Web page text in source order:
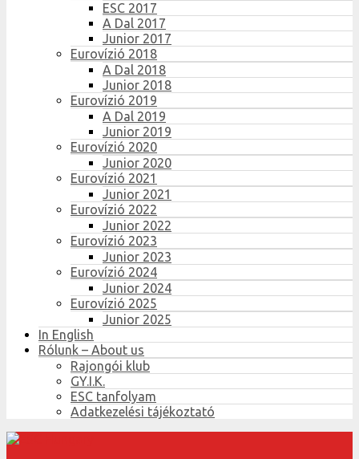
ESC 2017
A Dal 2017
Junior 2017
Eurovízió 2018
A Dal 2018
Junior 2018
Eurovízió 2019
A Dal 2019
Junior 2019
Eurovízió 2020
Junior 2020
Eurovízió 2021
Junior 2021
Eurovízió 2022
Junior 2022
Eurovízió 2023
Junior 2023
Eurovízió 2024
Junior 2024
Eurovízió 2025
Junior 2025
In English
Rólunk – About us
Rajongói klub
GY.I.K.
ESC tanfolyam
Adatkezelési tájékoztató